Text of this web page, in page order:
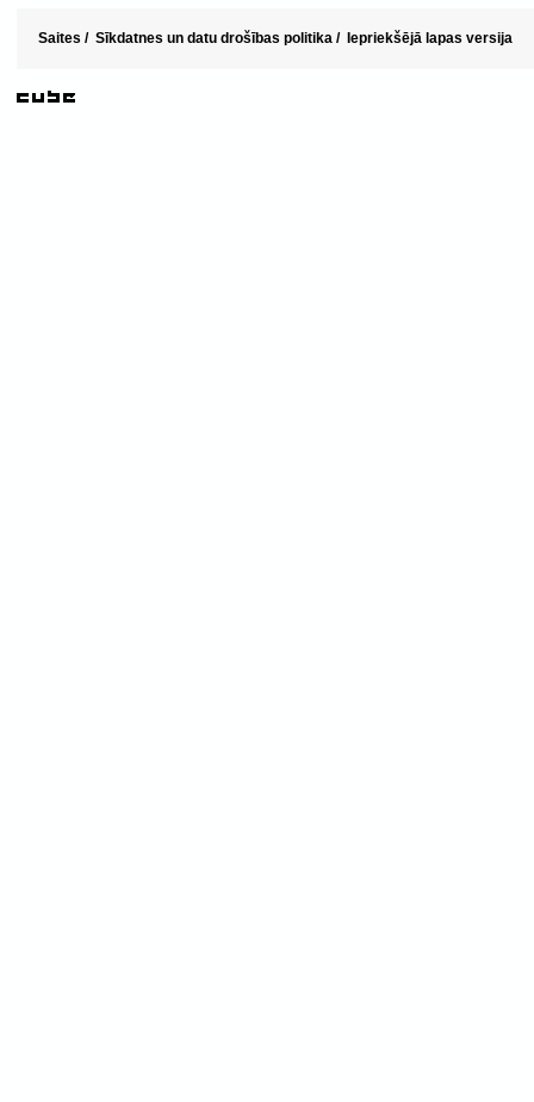
Saites / Sīkdatnes un datu drošības politika / Iepriekšējā lapas versija